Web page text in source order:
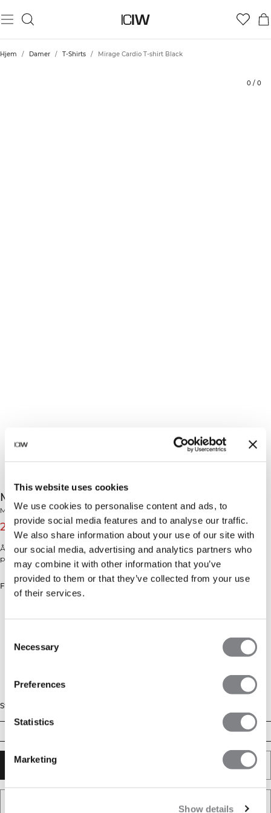
This website uses cookies
We use cookies to personalise content and ads, to
provide social media features and to analyse our traffic.
We also share information about your use of our site with
our social media, advertising and analytics partners who
may combine it with other information that you’ve
provided to them or that they’ve collected from your use
of their services.
Selection
Necessary
Preferences
Statistics
Marketing
Show details
Hjem / Damer / T-Shirts / Mirage Cardio T-shirt Black
0 / 0
Mirage Cardio T-Shirt Black
Mirage Collection
279 DKK 399 DKK(-30%)
Åndbar, svedtransporterende cardio t-shirt. Normal pasform i genanvendt
polyester.
Farve: Black
Størrelse
XXL
TILFØJ TIL ØNSKESKYEN